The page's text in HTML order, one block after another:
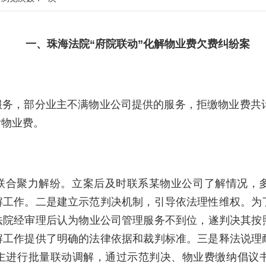
一、珠海法院“府院联动”化解物业费欠费纠纷案
，部分业主不满物业公司提供的服务，拒缴物业费
业费。
合聚力解纷。立案后及时联系某物业公司了解情况，
作。二是建立示范判决机制，引导依法理性维权。
经审理后认为物业公司管理服务不到位，遂判决其
作提供了明确的法律依据和裁判标准。三是释法说
行批量联动调解，通过示范判决、物业费缴纳倡议